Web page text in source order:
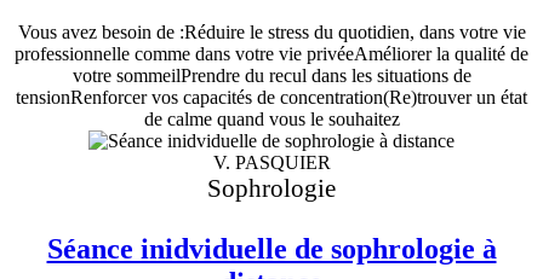
Vous avez besoin de :Réduire le stress du quotidien, dans votre vie
professionnelle comme dans votre vie privéeAméliorer la qualité de
votre sommeilPrendre du recul dans les situations de
tensionRenforcer vos capacités de concentration(Re)trouver un état
de calme quand vous le souhaitez
V. PASQUIER
Sophrologie
Séance inidviduelle de sophrologie à